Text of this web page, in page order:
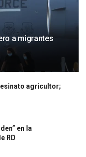
a migrantes
agricultor;
en la
RD